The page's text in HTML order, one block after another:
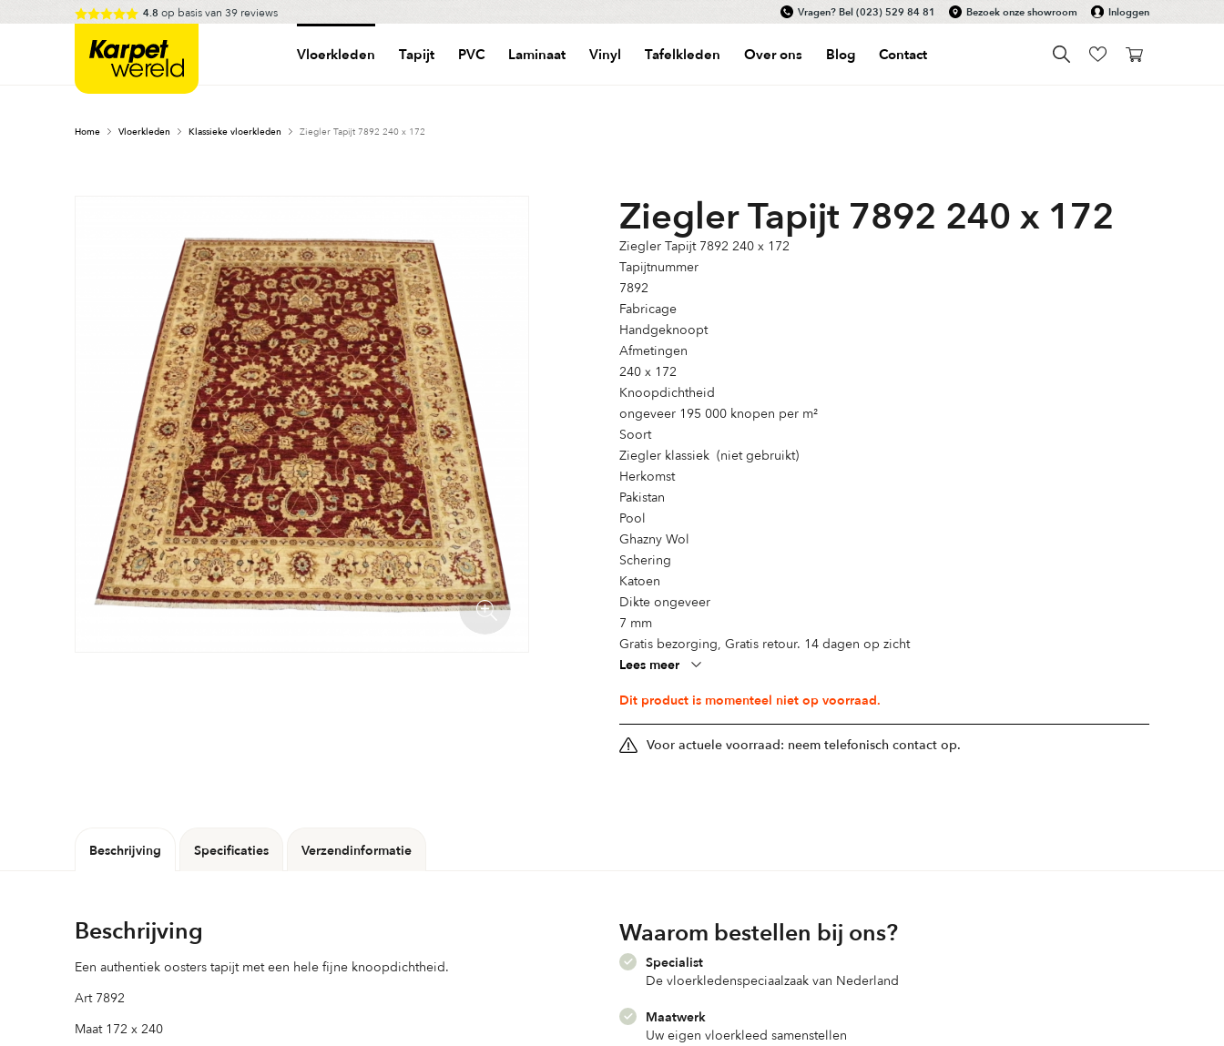
to
4.8 op basis van 39 reviews Vragen? Bel(023) 529 84 81 Bezoek onze showroom Inloggen
Karpetwereld Vloerkleden Tapijt PVC Laminaat Vinyl Tafelkleden Over ons Blog Contact
Home Vloerkleden Klassieke vloerkleden Ziegler Tapijt 7892 240 x 172
Ziegler Tapijt 7892 240 x 172
Ziegler Tapijt 7892 240 x 172
Tapijtnummer
7892
Fabricage
Handgeknoopt
Afmetingen
240 x 172
Knoopdichtheid
ongeveer 195 000 knopen per m²
Soort
Ziegler klassiek (niet gebruikt)
Herkomst
Pakistan
Pool
Ghazny Wol
Schering
Katoen
Dikte ongeveer
7 mm
Gratis bezorging, Gratis retour. 14 dagen op zicht
Lees meer
Dit product is momenteel niet op voorraad.
Voor actuele voorraad: neem telefonisch contact op.
Beschrijving Specificaties Verzendinformatie
Beschrijving
Een authentiek oosters tapijt met een hele fijne knoopdichtheid.
Art 7892
Maat 172 x 240
Waarom bestellen bij ons?
Specialist
De vloerkledenspeciaalzaak van Nederland
Maatwerk
Uw eigen vloerkleed samenstellen